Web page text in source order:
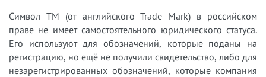
Символ TM (от английского Trade Mark) в российском
праве не имеет самостоятельного юридического статуса.
Его используют для обозначений, которые поданы на
регистрацию, но ещё не получили свидетельство, либо для
незарегистрированных обозначений, которые компания